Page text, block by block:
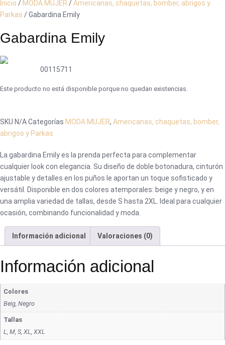
Inicio / MODA MUJER /Americanas, chaquetas, bomber, abrigos y
Parkas / Gabardina Emily
Gabardina Emily
00115711
Este producto no está disponible porque no quedan existencias.
SKU N/ACategorías MODA MUJER, Americanas, chaquetas, bomber,
abrigos y Parkas
La gabardina Emily es la prenda perfecta para complementar
cualquier look con elegancia. Su diseño de doble botonadura, cinturón
ajustable y detalles en los puños le aportan un toque sofisticado y
versátil. Disponible en dos colores atemporales: beige y negro, y en
una amplia variedad de tallas, desde S hasta 2XL. Ideal para cualquier
ocasión, combinando funcionalidad y moda.
Información adicional Valoraciones (0)
Información adicional
Colores
Beig, Negro
Tallas
L, M, S, XL, XXL